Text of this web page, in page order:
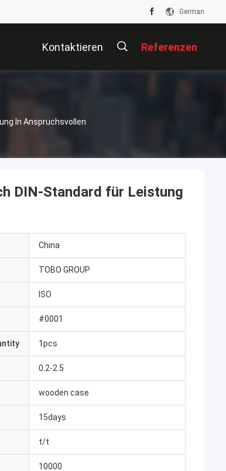
German
Kontaktieren Referenzen
In Anspruchsvollen
DIN-Standard für Leistung
China
TOBO GROUP
ISO
#0001
1pcs
0.2-2.5
wooden case
15days
t/t
10000